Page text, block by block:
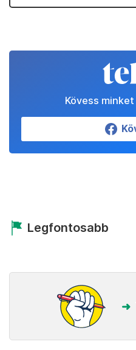
Kövess
Legfontosabb